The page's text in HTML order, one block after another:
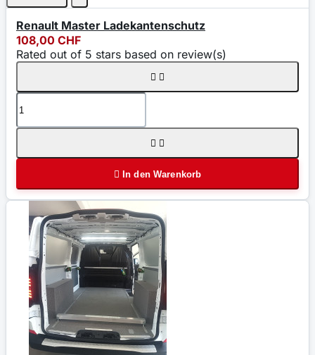
Renault Master Ladekantenschutz
108,00 CHF
Rated out of 5 stars based on review(s)
 
 
 In den Warenkorb